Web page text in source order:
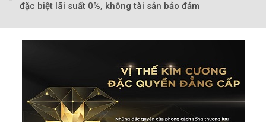
đặc biệt lãi suất 0%, không tài sản bảo đảm